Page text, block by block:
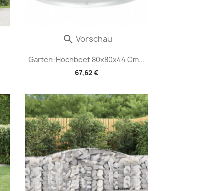
Garten-Hochbeet 80x80x44 Cm...
67,62 €
 Vorschau